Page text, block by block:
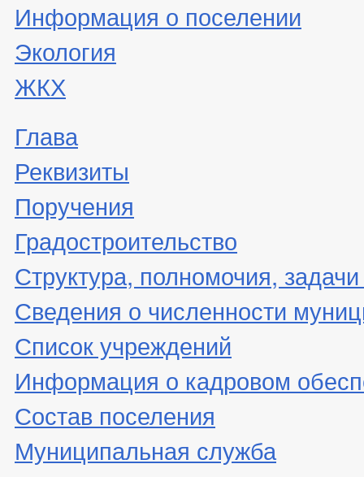
Информация о поселении
Экология
ЖКХ
Глава
Реквизиты
Поручения
Градостроительство
Структура, полномочия,
Сведения о численности
Список учреждений
Информация о кадровом
Состав поселения
Муниципальная служба